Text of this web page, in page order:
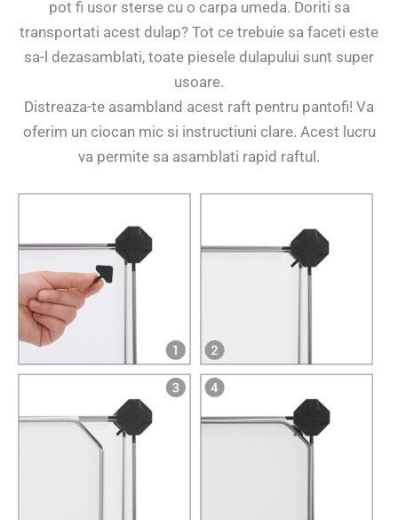
pot fi usor sterse cu o carpa umeda. Doriti sa
transportati acest dulap? Tot ce trebuie sa faceti este
sa-l dezasamblati, toate piesele dulapului sunt super
usoare.
Distreaza-te asambland acest raft pentru pantofi! Va
oferim un ciocan mic si instructiuni clare. Acest lucru
va permite sa asamblati rapid raftul.